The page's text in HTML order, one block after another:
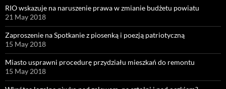
RIO wskazuje na naruszenie prawa w zmianie budżetu powiatu
21 May 2018
Zaproszenie na Spotkanie z piosenką i poezją patriotyczną
15 May 2018
Miasto usprawni procedurę przydziału mieszkań do remontu
15 May 2018